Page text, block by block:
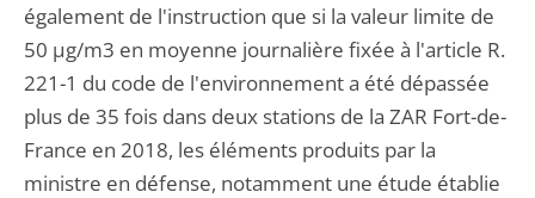
également de l'instruction que si la valeur limite de
50 µg/m3 en moyenne journalière fixée à l'article R.
221-1 du code de l'environnement a été dépassée
plus de 35 fois dans deux stations de la ZAR Fort-de-
France en 2018, les éléments produits par la
ministre en défense, notamment une étude établie